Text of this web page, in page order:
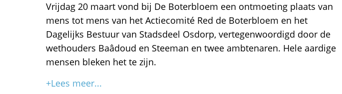
Vrijdag 20 maart vond bij De Boterbloem een ontmoeting plaats van
mens tot mens van het Actiecomité Red de Boterbloem en het
Dagelijks Bestuur van Stadsdeel Osdorp, vertegenwoordigd door de
wethouders Baâdoud en Steeman en twee ambtenaren. Hele aardige
mensen bleken het te zijn.
+Lees meer...